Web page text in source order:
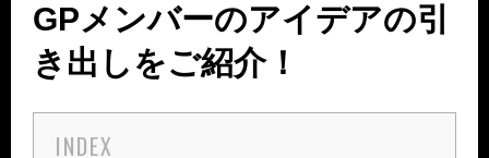
GPメンバーのアイデアの引
き出しをご紹介！
INDEX